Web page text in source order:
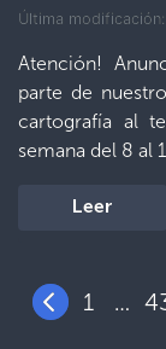
Última
Atención!
parte de
cartografía al
semana del 8 al
Leer
1 …